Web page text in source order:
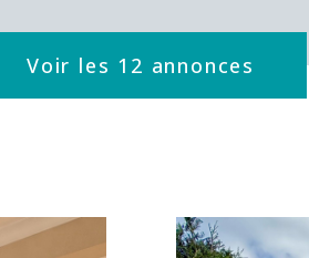
Voir les 12 annonces